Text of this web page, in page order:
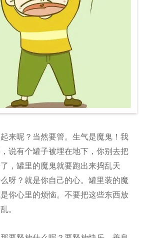
来呢？当然要管。生气是魔鬼！我
说有个罐子被埋在地下，你别去把
，罐里的魔鬼就要跑出来捣乱天
呀？就是你自己的心。罐里装的魔
你心里的烦恼。不要把这些东西放
。